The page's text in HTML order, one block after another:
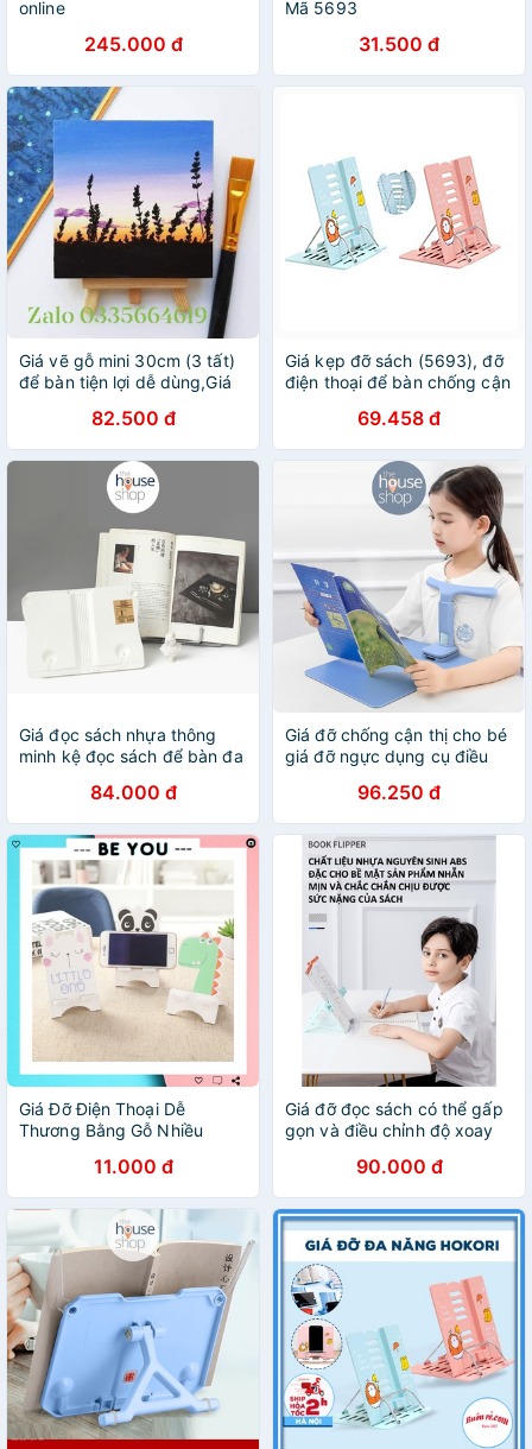
online
245.000 đ
Mã 5693
31.500 đ
Giá vẽ gỗ mini 30cm (3 tất)
để bàn tiện lợi dễ dùng,Giá
đỡ tranh bày82.500 đ
Giá kẹp đỡ sách (5693), đỡ
điện thoại để bàn chống cận
69.458 đ
Giá đọc sách nhựa thông
minh kệ đọc sách để bàn đa
84.000 đ
Giá đỡ chống cận thị cho bé
giá đỡ ngực dụng cụ điều
96.250 đ
Giá Đỡ Điện Thoại Dễ
Thương Bằng Gỗ Nhiều
Bằng Gỗ Đáng Yêu - BEYOU
11.000 đ
Giá đỡ đọc sách có thể gấp
gọn và điều chỉnh độ xoay
thị chống gù lưng CG00005
90.000 đ